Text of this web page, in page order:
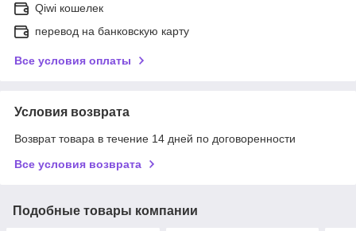
Qiwi кошелек
перевод на банковскую карту
Все условия оплаты
Условия возврата
Возврат товара в течение 14 дней по договоренности
Все условия возврата
Подобные товары компании